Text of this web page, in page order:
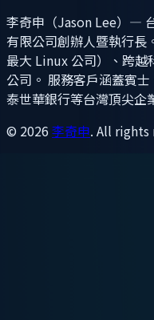
李奇申（Jason Lee）—
有限公司創辦人暨執行長
最大 Linux 公司）、跨越
公司。 服務客戶涵蓋賓
泰世華銀行等台灣頂尖企
© 2026 李奇申. All rights